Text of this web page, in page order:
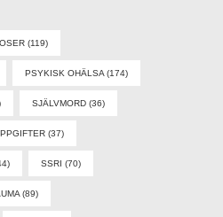
(119)
PSYKISK OHÄLSA (174)
SJÄLVMORD (36)
(37)
SSRI (70)
(89)